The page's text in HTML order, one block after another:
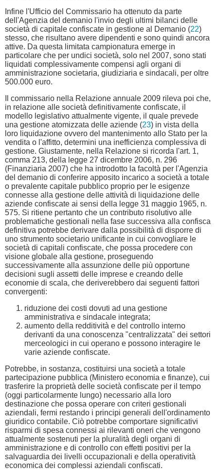
Infine l'Ufficio del Commissario ha ottenuto da parte
dell'Agenzia del demanio l'invio degli ultimi bilanci delle
società di capitale confiscate in gestione al Demanio (22)
stesso, che risultano avere dipendenti e sono quindi ancora
attive. Da questa limitata campionatura emerge in
particolare che per undici società, solo nel 2007, sono stati
liquidati complessivamente compensi agli organi di
amministrazione societaria, giudiziaria e sindacali, per oltre
500.000 euro.
Il commissario nella Relazione annuale 2009 rileva poi che,
in relazione alle società definitivamente confiscate, il
modello legislativo attualmente vigente, il quale prevede
una gestione atomizzata delle aziende (23) in vista della
loro liquidazione ovvero del mantenimento allo Stato per la
vendita o l'affitto, determini una inefficienza complessiva di
gestione. Giustamente, nella Relazione si ricorda l'art. 1,
comma 213, della legge 27 dicembre 2006, n. 296
(Finanziaria 2007) che ha introdotto la facoltà per l'Agenzia
del demanio di conferire apposito incarico a società a totale
o prevalente capitale pubblico proprio per le esigenze
connesse alla gestione delle attività di liquidazione delle
aziende confiscate ai sensi della legge 31 maggio 1965, n.
575. Si ritiene pertanto che un contributo risolutivo alle
problematiche gestionali nella fase successiva alla confisca
definitiva potrebbe derivare dalla possibilità di disporre di
uno strumento societario unificante in cui convogliare le
società di capitali confiscate, che possa procedere con
visione globale alla gestione, proseguendo
successivamente alla assunzione delle più opportune
decisioni sugli assetti delle imprese e creando delle
economie di scala, che deriverebbero dai seguenti fattori
convergenti:
riduzione dei costi dovuti ad una gestione
amministrativa e sindacale integrata;
aumento della redditività e del controllo interno
derivanti da una conoscenza "centralizzata" dei settori
merceologici in cui operano e possono interagire le
varie aziende confiscate.
Potrebbe, in sostanza, costituirsi una società a totale
partecipazione pubblica (Ministero economia e finanze), cui
trasferire la proprietà delle società confiscate per il tempo
(oggi particolarmente lungo) necessario alla loro
destinazione che possa operare con criteri gestionali
aziendali, fermi restando i principi generali dell'ordinamento
giuridico contabile. Ciò potrebbe comportare significativi
risparmi di spesa connessi ai rilevanti oneri che vengono
attualmente sostenuti per la pluralità degli organi di
amministrazione e di controllo con effetti positivi per la
salvaguardia dei livelli occupazionali e della operatività
economica dei complessi aziendali confiscati.